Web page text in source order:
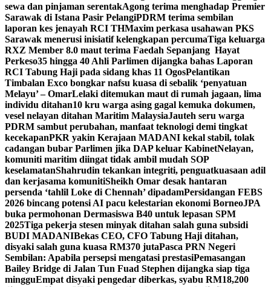
sewa dan pinjaman serentakAgong terima menghadap Premier
Sarawak di Istana Pasir PelangiPDRM terima sembilan
laporan kes jenayah RCI THMaxim perkasa usahawan PKS
Sarawak menerusi inisiatif kelengkapan percumaTiga keluarga
RXZ Member 8.0 maut terima Faedah Sepanjang Hayat
Perkeso35 hingga 40 Ahli Parlimen dijangka bahas Laporan
RCI Tabung Haji pada sidang khas 11 OgosPelantikan
Timbalan Exco bongkar nafsu kuasa di sebalik ‘penyatuan
Melayu’ – OmarLelaki ditemukan maut di rumah jagaan, lima
individu ditahan10 kru warga asing gagal kemuka dokumen,
vesel nelayan ditahan Maritim MalaysiaJauteh seru warga
PDRM sambut perubahan, manfaat teknologi demi tingkat
kecekapanPKR yakin Kerajaan MADANI kekal stabil, tolak
cadangan bubar Parlimen jika DAP keluar KabinetNelayan,
komuniti maritim diingat tidak ambil mudah SOP
keselamatanShahrudin tekankan integriti, penguatkuasaan adil
dan kerjasama komunitiSheikh Omar desak hantaran
persenda ‘tahlil Loke di Chennah’ dipadamPersidangan FEBS
2026 bincang potensi AI pacu kelestarian ekonomi BorneoJPA
buka permohonan Dermasiswa B40 untuk lepasan SPM
2025Tiga pekerja stesen minyak ditahan salah guna subsidi
BUDI MADANIBekas CEO, CFO Tabung Haji ditahan,
disyaki salah guna kuasa RM370 jutaPasca PRN Negeri
Sembilan: Apabila persepsi mengatasi prestasiPemasangan
Bailey Bridge di Jalan Tun Fuad Stephen dijangka siap tiga
mingguEmpat disyaki pengedar diberkas, syabu RM18,200